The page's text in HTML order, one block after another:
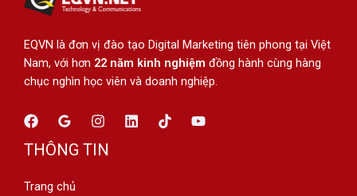
EQVN là đơn vị đào tạo Digital Marketing tiên phong tại Việt
Nam, với hơn 22 năm kinh nghiệm đồng hành cùng hàng
chục nghìn học viên và doanh nghiệp.
THÔNG TIN
Trang chủ